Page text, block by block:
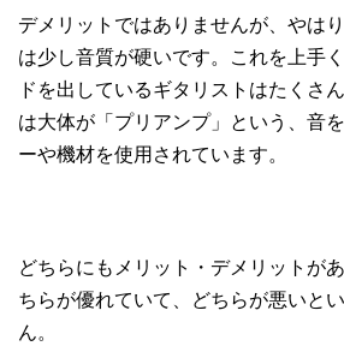
デメリットではありませんが、やは
は少し音質が硬いです。これを上手
ドを出しているギタリストはたくさ
は大体が「プリアンプ」という、音
ーや機材を使用されています。
どちらにもメリット・デメリットが
ちらが優れていて、どちらが悪いと
ん。